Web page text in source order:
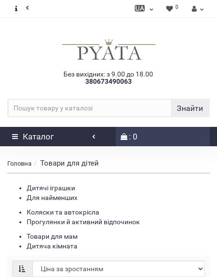
0
Без вихідних: з 9.00 до 18.00
380673490063
Знайти
Каталог : 0
Головна Товари для дітей
Дитячі іграшки
Для найменших
Коляски та автокрісла
Прогулянки й активний відпочинок
Товари для мам
Дитяча кімната